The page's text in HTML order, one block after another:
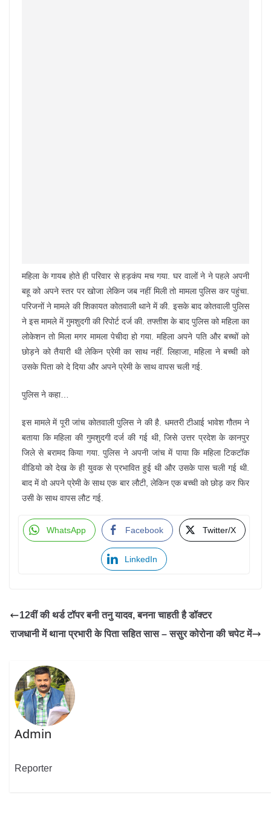
महिला के गायब होते ही परिवार से हड़कंप मच गया. घर वालों ने ने पहले अपनी
बहू को अपने स्तर पर खोजा लेकिन जब नहीं मिली तो मामला पुलिस कर पहुंचा.
परिजनों ने मामले की शिकायत कोतवाली थाने में की. इसके बाद कोतवाली पुलिस
ने इस मामले में गुमशुदगी की रिपोर्ट दर्ज की. तफ्तीश के बाद पुलिस को महिला का
लोकेशन तो मिला मगर मामला पेचीदा हो गया. महिला अपने पति और बच्चों को
छोड़ने को तैयारी थी लेकिन प्रेमी का साथ नहीं. लिहाजा, महिला ने बच्ची को
उसके पिता को दे दिया और अपने प्रेमी के साथ वापस चली गई.
पुलिस ने कहा…
इस मामले में पूरी जांच कोतवाली पुलिस ने की है. धमतरी टीआई भावेश गौतम ने
बताया कि महिला की गुमशुदगी दर्ज की गई थी, जिसे उत्तर प्रदेश के कानपुर
जिले से बरामद किया गया. पुलिस ने अपनी जांच में पाया कि महिला टिकटॉक
वीडियो को देख के ही युवक से प्रभावित हुई थी और उसके पास चली गई थी.
बाद में वो अपने प्रेमी के साथ एक बार लौटी, लेकिन एक बच्ची को छोड़ कर फिर
उसी के साथ वापस लौट गई.
WhatsApp Facebook Twitter/X
LinkedIn
12वीं की थर्ड टॉपर बनी तनु यादव, बनना चाहती है डॉक्टर
राजधानी में थाना प्रभारी के पिता सहित सास – ससुर कोरोना की चपेट में
Admin
Reporter